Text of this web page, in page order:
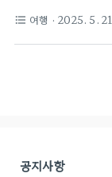
다. 그렇기에 장소를
미도를 고려한 세심
과학 공간, 역사탐
천 명소를 직접 경
format_list_bulleted 여행 · 2025. 5.
공지사항